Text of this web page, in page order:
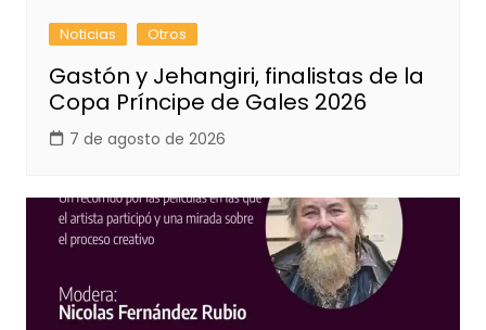
Noticias Otros
Gastón y Jehangiri, finalistas de la
Copa Príncipe de Gales 2026
7 de agosto de 2026